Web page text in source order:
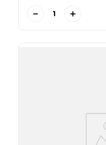
＋
－